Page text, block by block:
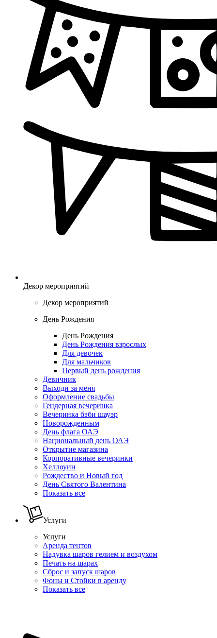
Декор мероприятий
Декор мероприятий
День Рождения
День Рождения
День Рождения взрослых
Для девочек
Для мальчиков
Первый день рождения
Девичник
Выходи за меня
Оформление свадьбы
Гендерная вечеринка
Вечеринка бэби шауэр
Новорожденным
День флага ОАЭ
Национальный день ОАЭ
Открытие магазина
Корпоративные вечеринки
Хеллоуин
Рождество и Новый год
День Святого Валентина
Показать все
Услуги
Услуги
Аренда тентов
Надувка шаров гелием и воздухом
Печать на шарах
Сброс и запуск шаров
Фоны и Стойки в аренду
Показать все